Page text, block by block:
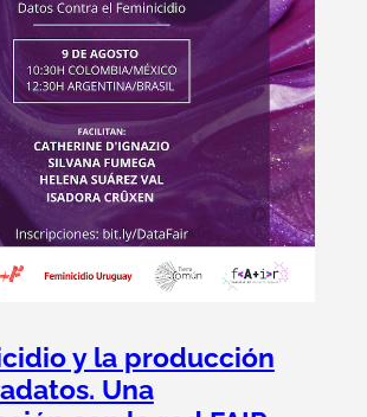
y la producción
Una